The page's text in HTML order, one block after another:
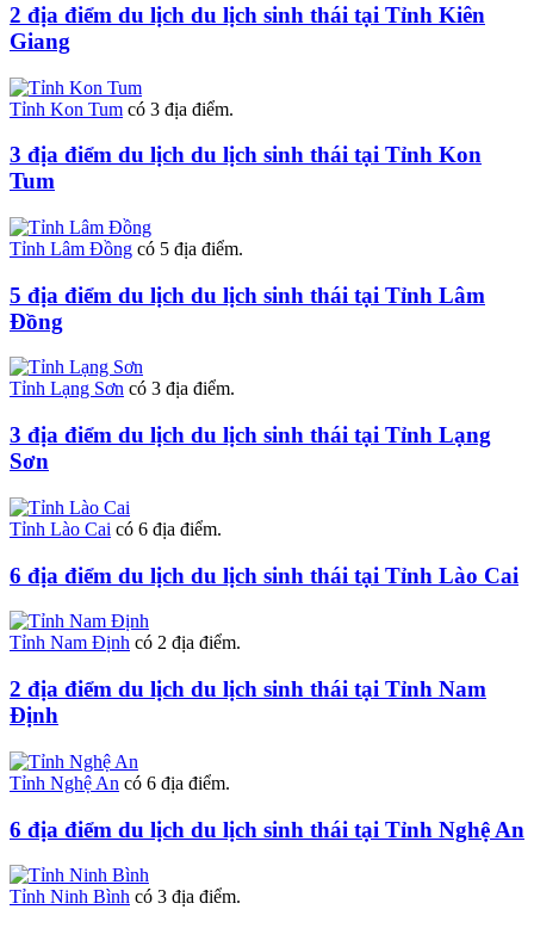
2 địa điểm du lịch du lịch sinh thái tại Tỉnh Kiên
Giang
Tỉnh Kon Tum có 3 địa điểm.
3 địa điểm du lịch du lịch sinh thái tại Tỉnh Kon
Tum
Tỉnh Lâm Đồng có 5 địa điểm.
5 địa điểm du lịch du lịch sinh thái tại Tỉnh Lâm
Đồng
Tỉnh Lạng Sơn có 3 địa điểm.
3 địa điểm du lịch du lịch sinh thái tại Tỉnh Lạng
Sơn
Tỉnh Lào Cai có 6 địa điểm.
6 địa điểm du lịch du lịch sinh thái tại Tỉnh Lào Cai
Tỉnh Nam Định có 2 địa điểm.
2 địa điểm du lịch du lịch sinh thái tại Tỉnh Nam
Định
Tỉnh Nghệ An có 6 địa điểm.
6 địa điểm du lịch du lịch sinh thái tại Tỉnh Nghệ An
Tỉnh Ninh Bình có 3 địa điểm.